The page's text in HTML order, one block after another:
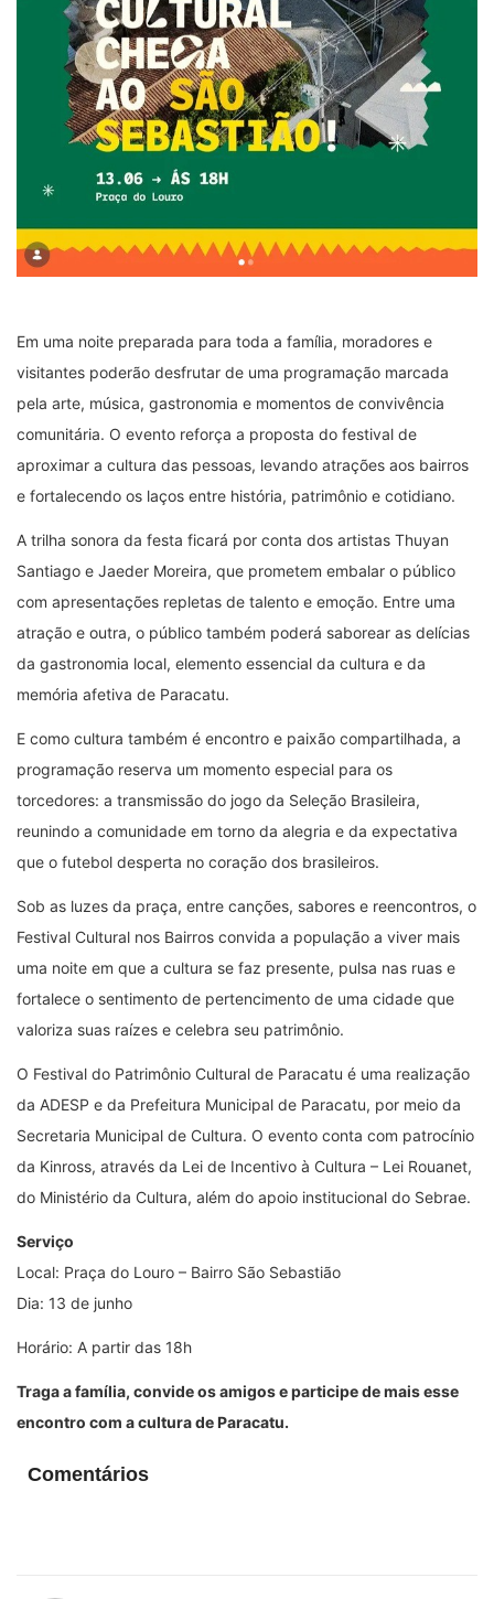
Em uma noite preparada para toda a família, moradores e
visitantes poderão desfrutar de uma programação marcada
pela arte, música, gastronomia e momentos de convivência
comunitária. O evento reforça a proposta do festival de
aproximar a cultura das pessoas, levando atrações aos bairros
e fortalecendo os laços entre história, patrimônio e cotidiano.
A trilha sonora da festa ficará por conta dos artistas Thuyan
Santiago e Jaeder Moreira, que prometem embalar o público
com apresentações repletas de talento e emoção. Entre uma
atração e outra, o público também poderá saborear as delícias
da gastronomia local, elemento essencial da cultura e da
memória afetiva de Paracatu.
E como cultura também é encontro e paixão compartilhada, a
programação reserva um momento especial para os
torcedores: a transmissão do jogo da Seleção Brasileira,
reunindo a comunidade em torno da alegria e da expectativa
que o futebol desperta no coração dos brasileiros.
Sob as luzes da praça, entre canções, sabores e reencontros, o
Festival Cultural nos Bairros convida a população a viver mais
uma noite em que a cultura se faz presente, pulsa nas ruas e
fortalece o sentimento de pertencimento de uma cidade que
valoriza suas raízes e celebra seu patrimônio.
O Festival do Patrimônio Cultural de Paracatu é uma realização
da ADESP e da Prefeitura Municipal de Paracatu, por meio da
Secretaria Municipal de Cultura. O evento conta com patrocínio
da Kinross, através da Lei de Incentivo à Cultura – Lei Rouanet,
do Ministério da Cultura, além do apoio institucional do Sebrae.
Serviço
Local: Praça do Louro – Bairro São Sebastião
Dia: 13 de junho
Horário: A partir das 18h
Traga a família, convide os amigos e participe de mais esse
encontro com a cultura de Paracatu.
Comentários